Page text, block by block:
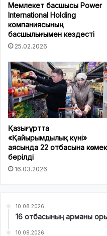
Мемлекет басшысы Power
International Holding
компаниясының
басшылығымен кездесті
25.02.2026
Қазығұртта
«Қайырымдылық күні»
аясында 22 отбасына көмек
берілді
16.03.2026
10.08.2026
16 отбасының арманы
10.08.2026